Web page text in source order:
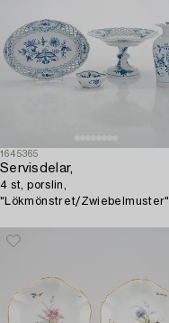
1645365
Servisdelar,
4 st, porslin,
"Lökmönstret/Zwiebelmuster",
Meissen, Tyskland.